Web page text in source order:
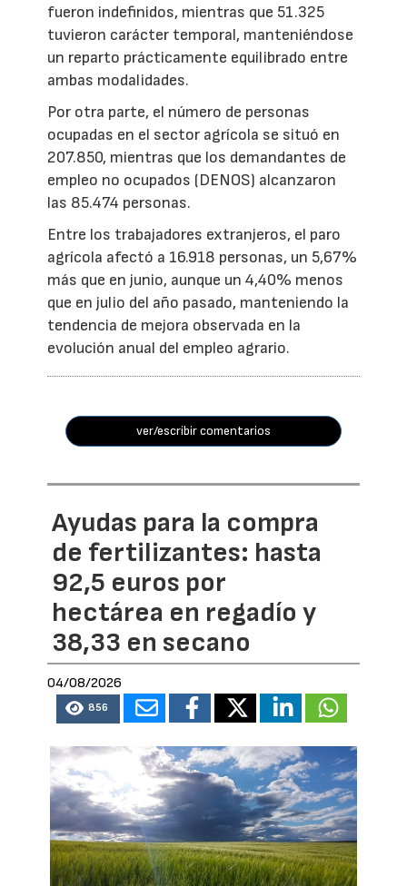
fueron indefinidos, mientras que 51.325
tuvieron carácter temporal, manteniéndose
un reparto prácticamente equilibrado entre
ambas modalidades.
Por otra parte, el número de personas
ocupadas en el sector agrícola se situó en
207.850, mientras que los demandantes de
empleo no ocupados (DENOS) alcanzaron
las 85.474 personas.
Entre los trabajadores extranjeros, el paro
agrícola afectó a 16.918 personas, un 5,67%
más que en junio, aunque un 4,40% menos
que en julio del año pasado, manteniendo la
tendencia de mejora observada en la
evolución anual del empleo agrario.
ver/escribir comentarios
Ayudas para la compra
de fertilizantes: hasta
92,5 euros por
hectárea en regadío y
38,33 en secano
04/08/2026
856